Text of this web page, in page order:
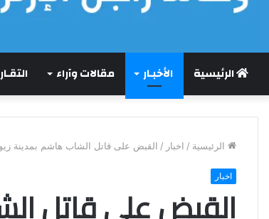
الرئيسية الأخبـار مقالات وآراء
الرئيسية / اخبار / القبض على قاتل الشاب هاشم بمدينة
اخبار
القبض على قاتل